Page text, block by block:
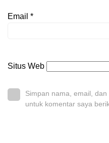
Email *
Situs Web
Simpan nama, email,
untuk komentar saya